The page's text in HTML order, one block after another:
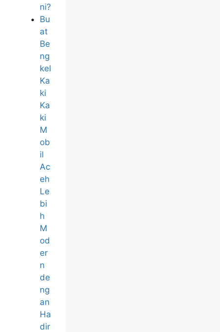
ni?
Bu
at
Be
ng
kel
Ka
ki
Ka
ki
M
ob
il
Ac
eh
Le
bi
h
M
od
er
n
de
ng
an
Ha
dir